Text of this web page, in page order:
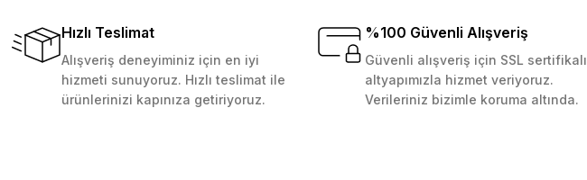
Deneyimini Paylaş
Hızlı Teslimat
Alışveriş deneyiminiz için en iyi
hizmeti sunuyoruz. Hızlı teslimat ile
ürünlerinizi kapınıza getiriyoruz.
%100 Güvenli Alışveriş
Güvenli alışveriş için SSL sertifikalı
altyapımızla hizmet veriyoruz.
Verileriniz bizimle koruma altında.